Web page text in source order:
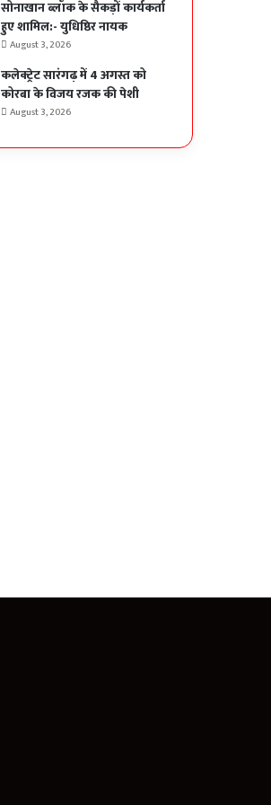
सोनाखान ब्लॉक के सैकड़ों कार्यकर्ता
हुए शामिल:- युधिष्ठिर नायक
August 3, 2026
कलेक्ट्रेट सारंगढ़ में 4 अगस्त को
कोरबा के विजय रजक की पेशी
August 3, 2026